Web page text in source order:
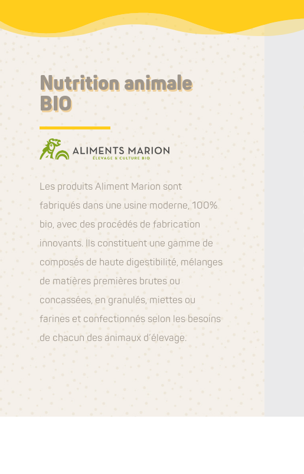
Nutrition animale
BIO
Les produits Aliment Marion sont
fabriqués dans une usine moderne, 100%
bio, avec des procédés de fabrication
innovants. Ils constituent une gamme de
composés de haute digestibilité, mélanges
de matières premières brutes ou
concassées, en granulés, miettes ou
farines et confectionnés selon les besoins
de chacun des animaux d’élevage.